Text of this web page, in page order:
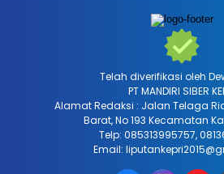
Telah diverifikasi oleh
PT MANDIRI SIBER
Alamat Redaksi : Jalan Telaga
Barat, No 193 Kecamatan
Telp: 085313995757,
Email: